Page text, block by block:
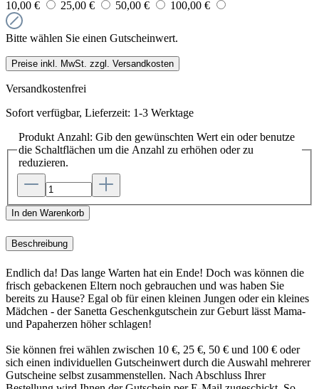
10,00 € 25,00 € 50,00 € 100,00 €
Bitte wählen Sie einen Gutscheinwert.
Preise inkl. MwSt. zzgl. Versandkosten
Versandkostenfrei
Sofort verfügbar, Lieferzeit: 1-3 Werktage
Produkt Anzahl: Gib den gewünschten Wert ein oder benutze
die Schaltflächen um die Anzahl zu erhöhen oder zu
reduzieren.
In den Warenkorb
Beschreibung
Endlich da! Das lange Warten hat ein Ende! Doch was können die
frisch gebackenen Eltern noch gebrauchen und was haben Sie
bereits zu Hause? Egal ob für einen kleinen Jungen oder ein kleines
Mädchen - der Sanetta Geschenkgutschein zur Geburt lässt Mama-
und Papaherzen höher schlagen!
Sie können frei wählen zwischen 10 €, 25 €, 50 € und 100 € oder
sich einen individuellen Gutscheinwert durch die Auswahl mehrerer
Gutscheine selbst zusammenstellen. Nach Abschluss Ihrer